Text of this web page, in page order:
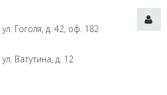
Гоголя, д. 42, оф. 182
Ватутина, д. 12